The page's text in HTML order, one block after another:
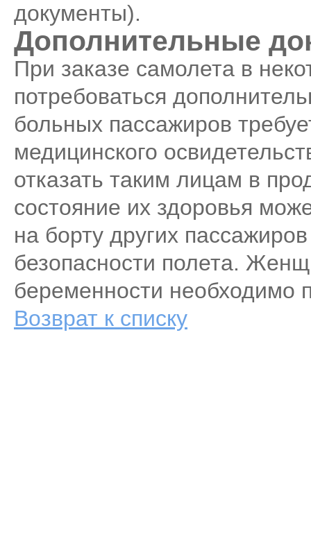
документы).
Дополнительные
При заказе самолета в
потребоваться
больных пассажиров
медицинского
отказать таким лицам в
состояние их здоровья
на борту других
безопасности полета.
беременности необходимо
Возврат к списку